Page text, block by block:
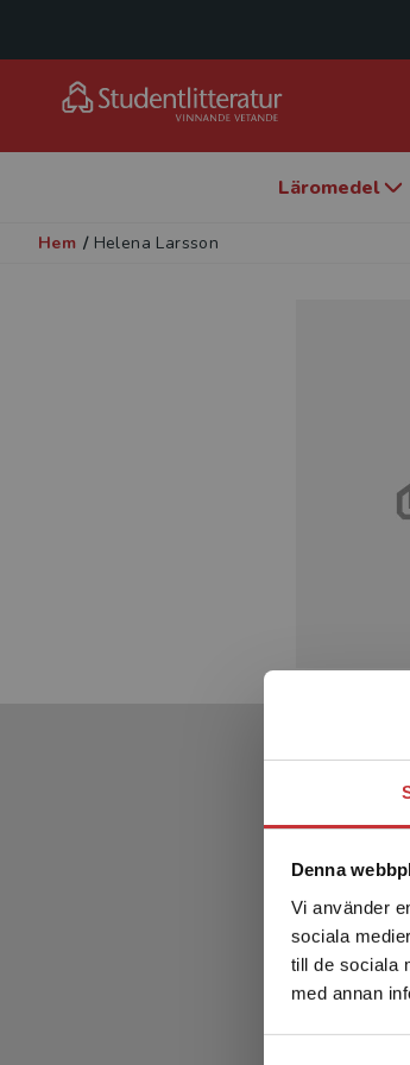
Denna
Vi använder
sociala
till de sociala
med annan
Läromedel
Hem / Helena Larsson